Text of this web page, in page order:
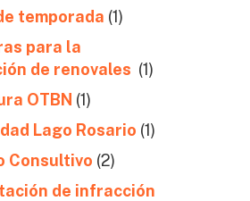
temporada (1)
para la
de renovales (1)
OTBN (1)
Lago Rosario (1)
Consultivo (2)
de infracción